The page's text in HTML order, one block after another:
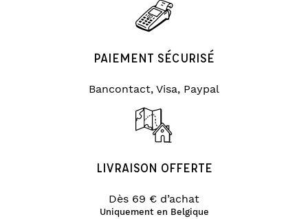
PAIEMENT SÉCURISÉ
Bancontact, Visa, Paypal
LIVRAISON OFFERTE
Dès 69 € d’achat
Uniquement en Belgique